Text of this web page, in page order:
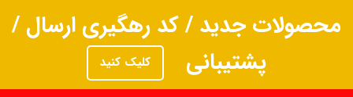
محصولات جدید / کد رهگیری ارسال /
پشتیبانی
کلیک کنید